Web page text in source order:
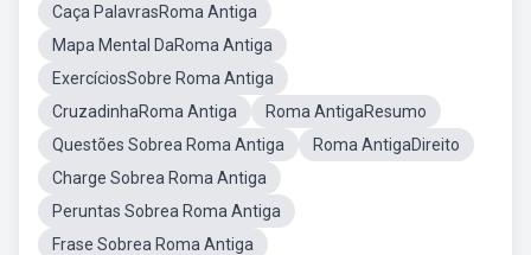
Caça PalavrasRoma Antiga
Mapa Mental DaRoma Antiga
ExercíciosSobre Roma Antiga
CruzadinhaRoma Antiga
Roma AntigaResumo
Questões Sobrea Roma Antiga
Roma AntigaDireito
Charge Sobrea Roma Antiga
Peruntas Sobrea Roma Antiga
Frase Sobrea Roma Antiga